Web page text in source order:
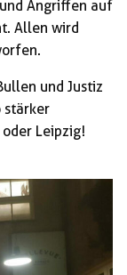
und Angriffen auf
Allen wird
und Justiz
stärker
Leipzig!